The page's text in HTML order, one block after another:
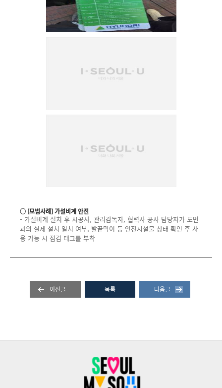
○ [모범사례] 가설비계 안전
- 가설비계 설치 후 시공사, 관리감독자, 협력사 공사 담당자가 도면
과의 실제 설치 일치 여부, 발끝막이 등 안전시설물 상태 확인 후 사
용 가능 시 점검 태그를 부착
이전글 목록 다음글